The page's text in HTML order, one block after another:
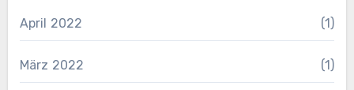
April 2022 (1)
März 2022 (1)